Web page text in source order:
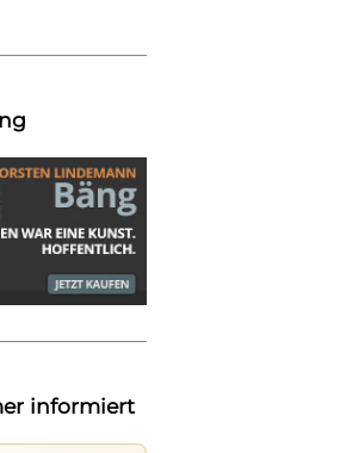
informiert